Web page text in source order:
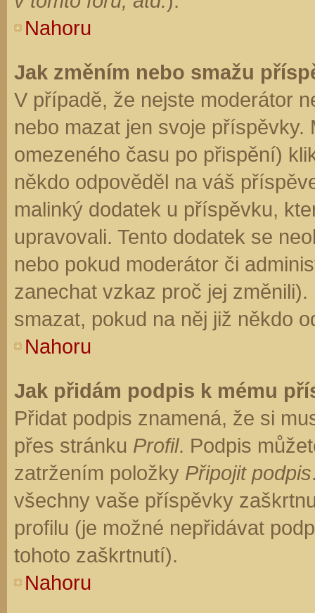
Nahoru
Jak změním nebo smažu
V případě, že nejste moderátor
nebo mazat jen svoje
omezeného času po přispění)
někdo odpověděl na váš
malinký dodatek u příspěvku,
upravovali. Tento dodatek se
nebo pokud moderátor či
zanechat vzkaz proč jej
smazat, pokud na něj již někdo
Nahoru
Jak přidám podpis k mému
Přidat podpis znamená, že si
přes stránku Profil. Podpis
zatržením položky Připojit podpis
všechny vaše příspěvky
profilu (je možné nepřidávat
tohoto zaškrtnutí).
Nahoru